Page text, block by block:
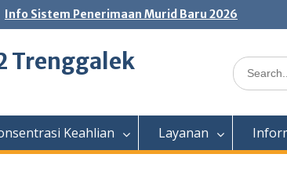
Info Sistem Penerimaan Murid Baru 2026
Trenggalek
Search
for:
Keahlian Layanan